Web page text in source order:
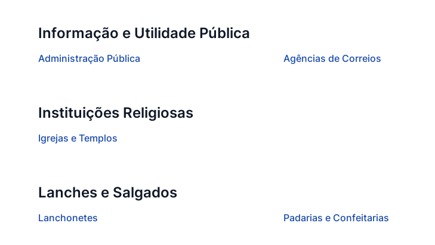
Informação e Utilidade Pública
Administração Pública Agências de Correios
Instituições Religiosas
Igrejas e Templos
Lanches e Salgados
Lanchonetes Padarias e Confeitarias